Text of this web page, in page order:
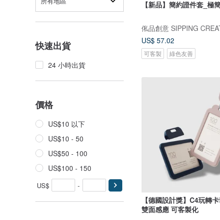
快速出貨
24 小時出貨
價格
US$10 以下
US$10 - 50
US$50 - 100
US$100 - 150
US$ -
【新品】簡約證件套_極
俬品創意 SIPPING
US$ 57.02
可客製 綠色友善
【德國設計獎】C4玩轉
雙面感應 可客製化